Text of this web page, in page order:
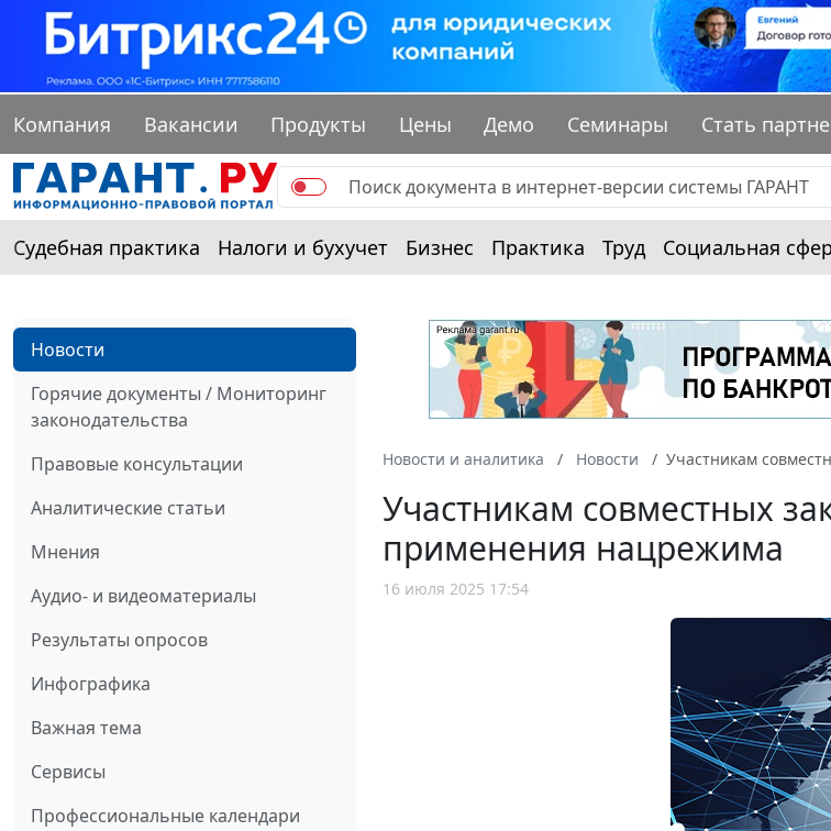
Компания Вакансии Продукты Цены Демо Семинары Стать
Судебная практика Налоги и бухучет Бизнес Практика Труд Социальная
Новости
Горячие документы / Мониторинг
законодательства
Правовые консультации
Аналитические статьи
Мнения
Аудио- и видеоматериалы
Результаты опросов
Инфографика
Важная тема
Сервисы
Профессиональные календари
Новости и аналитика Новости Участникам
Участникам совместных
применения нацрежима
16 июля 2025 17:54